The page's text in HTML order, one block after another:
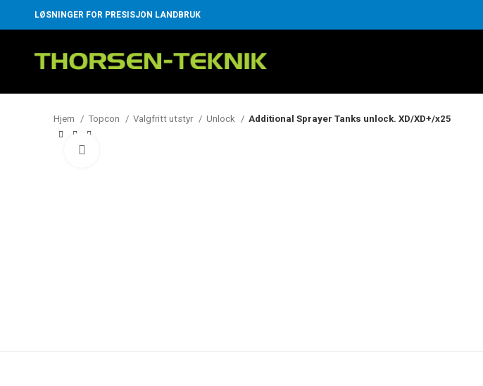
LØSNINGER FOR PRESISJON LANDBRUK
Hjem Topcon Valgfritt utstyr Unlock Additional Sprayer Tanks unlock. XD/XD+/x25